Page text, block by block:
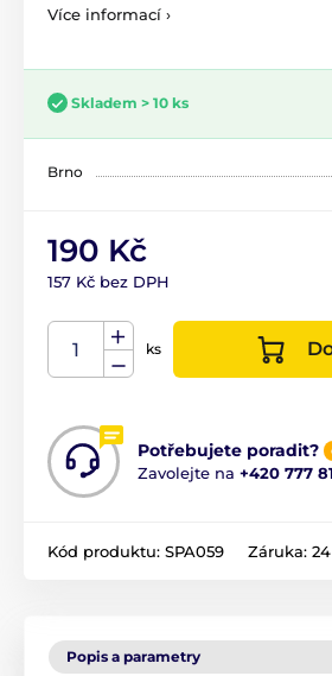
Více informací ›
Skladem > 10 ks
Brno
190 Kč
157 Kč bez DPH
ks
Potřebujete poradit?
Zavolejte na +420 777
Kód produktu: SPA059 Záruka:
Popis a parametry